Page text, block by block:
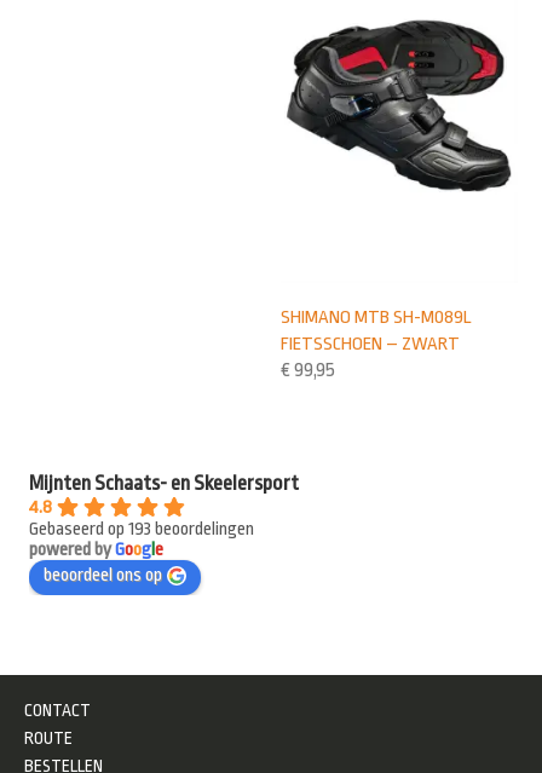
SHIMANO MTB SH-M089L
FIETSSCHOEN – ZWART
€ 99,95
Mijnten Schaats- en Skeelersport
4.8
Gebaseerd op 193 beoordelingen
powered byGooge
beoordeel ons op
CONTACT
ROUTE
BESTELLEN